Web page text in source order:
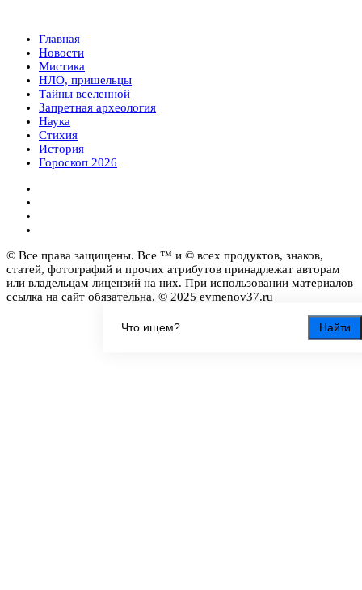
Найти
Главная
Новости
Мистика
НЛО, пришельцы
Тайны вселенной
Запретная археология
Наука
Стихия
История
Гороскоп 2026
© Все права защищены. Все ™ и © всех продуктов, знаков,
статей, фотографий и прочих атрибутов принадлежат авторам
или владельцам лицензий на них. При использовании материалов
ссылка на сайт обязательна. © 2025 evmenov37.ru